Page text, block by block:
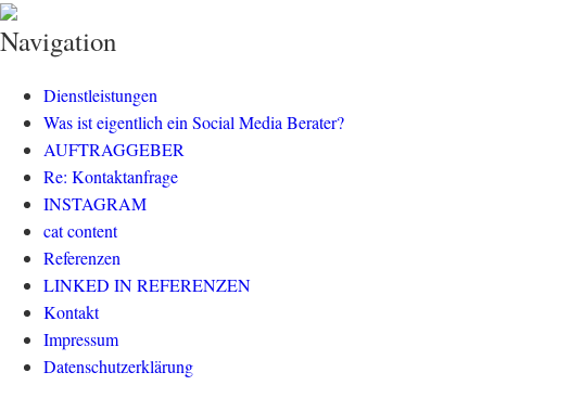
klisch.net
social media rockt
Navigation
Dienstleistungen
Was ist eigentlich ein Social Media Berater?
AUFTRAGGEBER
Re: Kontaktanfrage
INSTAGRAM
cat content
Referenzen
LINKED IN REFERENZEN
Kontakt
Impressum
Datenschutzerklärung